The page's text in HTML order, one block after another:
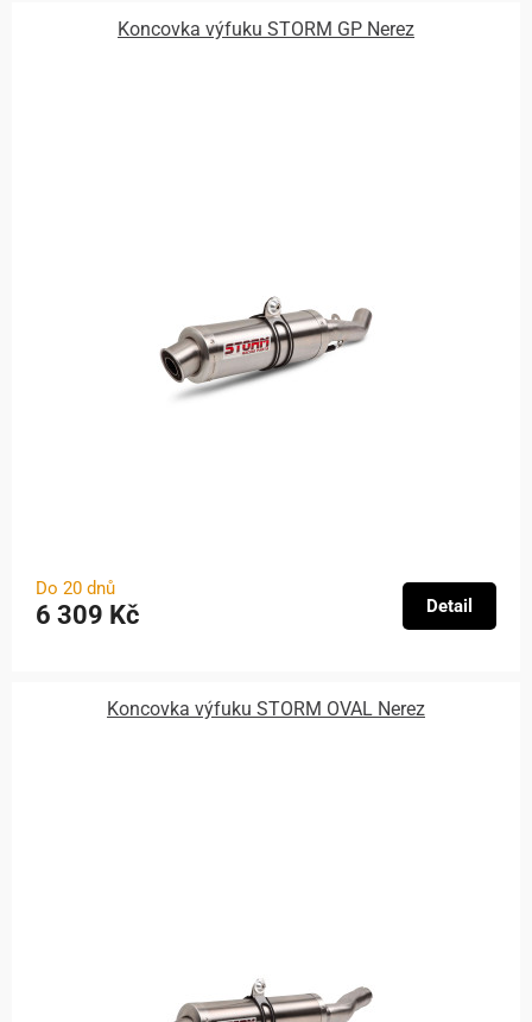
Koncovka výfuku STORM GP Nerez
Do 20 dnů
6 309 Kč Detail
Koncovka výfuku STORM OVAL Nerez